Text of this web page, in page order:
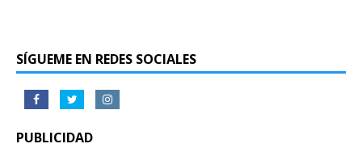
SÍGUEME EN REDES SOCIALES
PUBLICIDAD